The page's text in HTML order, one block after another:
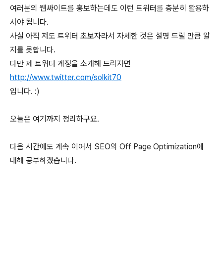
여러분의 웹싸이트를 홍보하는데도 이런 트위터를 충분히 활용하
셔야 됩니다.
사실 아직 저도 트위터 초보자라서 자세한 것은 설명 드릴 만큼 알
지를 못합니다.
다만 제 트위터 계정을 소개해 드리자면
http://www.twitter.com/solkit70
입니다. :)
오늘은 여기까지 정리하구요.
다음 시간에도 계속 이어서 SEO의 Off Page Optimization에
대해 공부하겠습니다.